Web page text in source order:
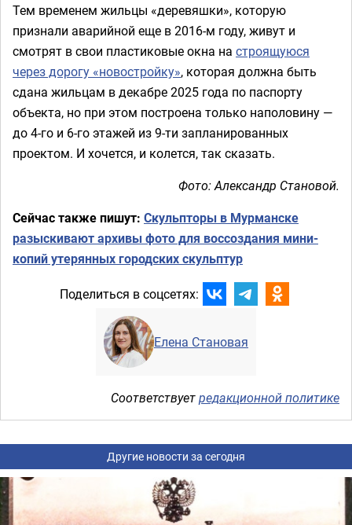
Тем временем жильцы «деревяшки», которую
признали аварийной еще в 2016-м году, живут и
смотрят в свои пластиковые окна на строящуюся
через дорогу «новостройку», которая должна быть
сдана жильцам в декабре 2025 года по паспорту
объекта, но при этом построена только наполовину —
до 4-го и 6-го этажей из 9-ти запланированных
проектом. И хочется, и колется, так сказать.
Фото: Александр Становой.
Сейчас также пишут: Скульпторы в Мурманске
разыскивают архивы фото для воссоздания мини-
копий утерянных городских скульптур
Поделиться в соцсетях:
Елена Становая
Соответствуетредакционной политике
Другие новости за сегодня